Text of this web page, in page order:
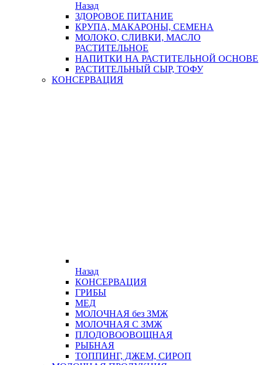
Назад
ЗДОРОВОЕ ПИТАНИЕ
КРУПА, МАКАРОНЫ, СЕМЕНА
МОЛОКО, СЛИВКИ, МАСЛО
РАСТИТЕЛЬНОЕ
НАПИТКИ НА РАСТИТЕЛЬНОЙ ОСНОВЕ
РАСТИТЕЛЬНЫЙ СЫР, ТОФУ
КОНСЕРВАЦИЯ
Назад
КОНСЕРВАЦИЯ
ГРИБЫ
МЕД
МОЛОЧНАЯ без ЗМЖ
МОЛОЧНАЯ С ЗМЖ
ПЛОДОВООВОЩНАЯ
РЫБНАЯ
ТОППИНГ, ДЖЕМ, СИРОП